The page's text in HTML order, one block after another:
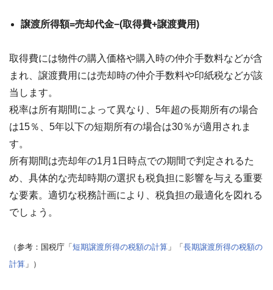
譲渡所得額=売却代金−(取得費+譲渡費用)
取得費には物件の購入価格や購入時の仲介手数料などが含
まれ、譲渡費用には売却時の仲介手数料や印紙税などが該
当します。
税率は所有期間によって異なり、 5年超の長期所有の場合
は15％
5年以下の短期所有の場合は30％が適用 されま
す。
所有期間は売却年の1月1日時点での期間で判定されるた
め、具体的な売却時期の選択も税負担に影響を与える重要
な要素。適切な税務計画により、税負担の最適化を図れる
でしょう。
（参考：国税庁「 短期譲渡所得の税額の計算 」「 長期譲渡所得の税額の
計算 」）